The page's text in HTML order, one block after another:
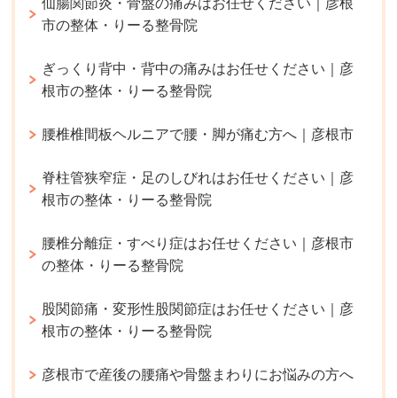
仙腸関節炎・骨盤の痛みはお任せください｜彦根
市の整体・りーる整骨院
ぎっくり背中・背中の痛みはお任せください｜彦
根市の整体・りーる整骨院
腰椎椎間板ヘルニアで腰・脚が痛む方へ｜彦根市
脊柱管狭窄症・足のしびれはお任せください｜彦
根市の整体・りーる整骨院
腰椎分離症・すべり症はお任せください｜彦根市
の整体・りーる整骨院
股関節痛・変形性股関節症はお任せください｜彦
根市の整体・りーる整骨院
彦根市で産後の腰痛や骨盤まわりにお悩みの方へ